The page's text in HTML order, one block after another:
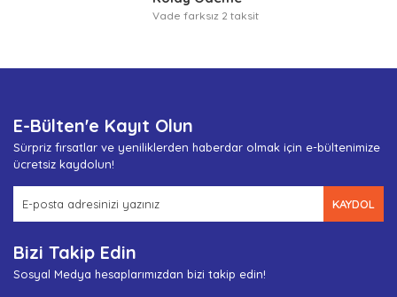
Vade farksız 2 taksit
E-Bülten'e Kayıt Olun
Sürpriz fırsatlar ve yeniliklerden haberdar olmak için e-bültenimize
ücretsiz kaydolun!
KAYDOL
Bizi Takip Edin
Sosyal Medya hesaplarımızdan bizi takip edin!